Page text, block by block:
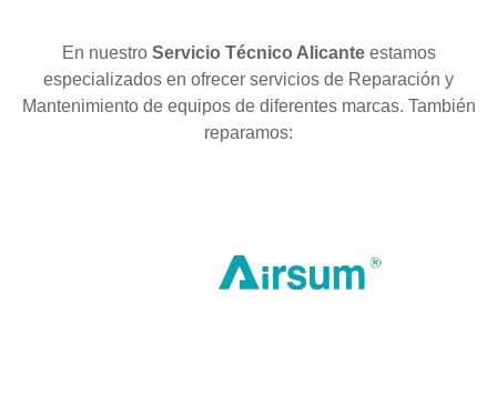
En nuestro Servicio Técnico Alicante estamos
especializados en ofrecer servicios de Reparación y
Mantenimiento de equipos de diferentes marcas. También
reparamos: